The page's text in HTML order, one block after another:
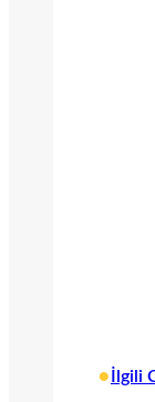
• İlgili